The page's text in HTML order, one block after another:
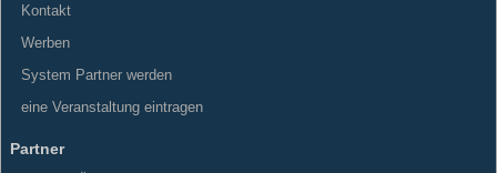
Kontakt
Werben
System Partner werden
eine Veranstaltung eintragen
Partner